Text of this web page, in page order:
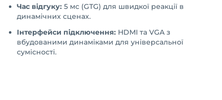
Час відгуку: 5 мс (GTG) для швидкої реакції в
динамічних сценах.
Інтерфейси підключення: HDMI та VGA з
вбудованими динаміками для універсальної
сумісності.